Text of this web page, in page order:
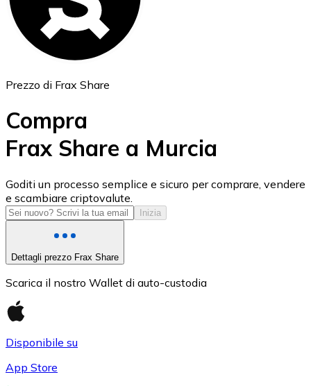
USD Coin
USDC
Prezzo di Frax Share
Compra
Frax Share a Murcia
Goditi un processo semplice e sicuro per comprare, vendere
e scambiare criptovalute.
Inizia
Dettagli prezzo Frax Share
Scarica il nostro Wallet di auto-custodia
Disponibile su
App Store